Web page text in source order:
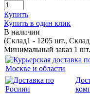
Купить
Купить в один клик
В наличии
(Склад1 - 1205 шт.,
Минимальный заказ 1 шт.